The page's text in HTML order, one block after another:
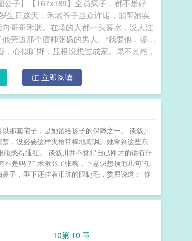
子】【167x189】全员疯子，都不是好
生日这天，禾老爷子当众许诺，能帮她实
哥哥禾沥。在场的人都一头雾水，没人注
旁边那个痞帅张扬的男人。“我要他，娶
心似旷野，压根没想过成家。果不其然，
三个月，她怀孕的消息就传开了。—谈叙
禾家，中途禾漱借口去洗手间，很久都没
一副任谁见了都心生怜惜的神情。她在
一直很明白。她和谈叙川看着有名有
所需。现在目的都达到了，她想离婚抽
下巴，目光淡漠冷傲：“你肚子里的孩子，
场浪子，身心都洁，无任何暧昧史。女主
不了女主的心不是1v1男主的慎重看。男
是好人。都疯，都不是好人。都疯，都不是好人。毫无道德。 新婚有孕
立即阅读
那套宅子，是她留给孩子的保障之一。 谈叙川
，没必要这样夹枪带棒地嘲讽。她拿到这些东
憋得通红。 谈叙川并不觉得自己刚才的话有什
是吗？” 禾漱张了张嘴，下意识想顶他几句的。
子，垂下还挂着泪珠的眼睫毛，委屈说道：“你
10第 10 章